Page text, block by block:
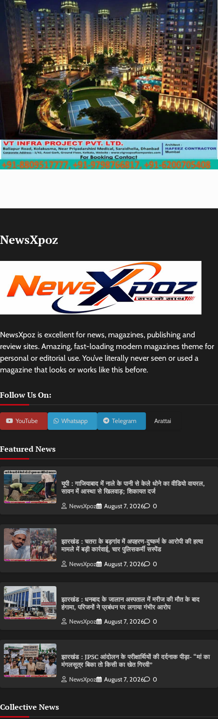
NewsXpoz
NewsXpoz is excellent for news, magazines, publishing and
review sites. Amazing, fast-loading modern magazines theme for
personal or editorial use. You’ve literally never seen or used a
magazine that looks or works like this before.
Follow Us On:
YouTube Whatsapp Telegram Arattai
Featured News
यूपी : गाजियाबाद में नाले के पानी से केले धोने का वीडियो वायरल,
सावन में आस्था से खिलवाड़; शिकायत दर्ज
NewsXpoz August 7, 2026 0
झारखंड : चतरा के बड़गांव में अपहरण-दुष्कर्म के आरोपी की हत्या
मामले में बड़ी कार्रवाई, चार पुलिसकर्मी सस्पेंड
NewsXpoz August 7, 2026 0
झारखंड : धनबाद के जालान अस्पताल में मरीज की मौत के बाद
हंगामा, परिजनों ने प्रबंधन पर लगाया गंभीर आरोप
NewsXpoz August 7, 2026 0
झारखंड : JPSC आंदोलन के परीक्षार्थियों की दर्दनाक पीड़ा- “मां का
मंगलसूत्र बिका तो किसी का खेत गिरवी”
NewsXpoz August 7, 2026 0
Collective News